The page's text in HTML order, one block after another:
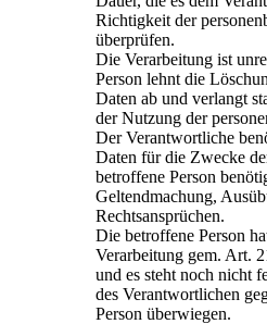
Richtigkeit der
überprüfen.
Die Verarbeitung ist
Person lehnt die
Daten ab und verlangt
der Nutzung der
Der Verantwortliche
Daten für die Zwecke
betroffene Person
Geltendmachung,
Rechtsansprüchen.
Die betroffene Person
Verarbeitung gem. Art.
und es steht noch nicht
des Verantwortlichen
Person überwiegen.